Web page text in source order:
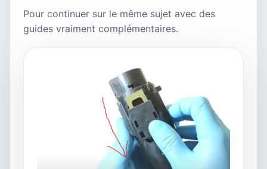
Pour continuer sur le même sujet avec des
guides vraiment complémentaires.